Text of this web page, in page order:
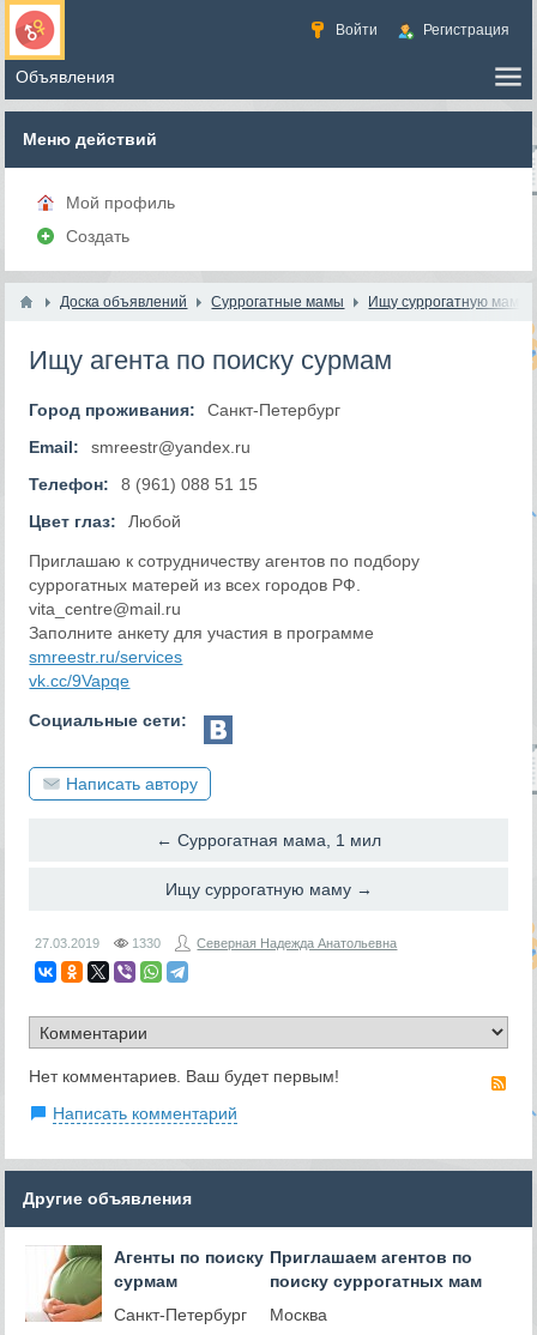
Войти Регистрация
Меню действий
Мой профиль
Создать
Доска объявлений Суррогатные мамы Ищу суррогатную маму
Ищу агента по поиску сурмам
Город проживания:
Санкт-Петербург
Email:
smreestr@yandex.ru
Телефон:
8 (961) 088 51 15
Цвет глаз:
Любой
Приглашаю к сотрудничеству агентов по подбору
суррогатных матерей из всех городов РФ.
vita_centre@mail.ru
Заполните анкету для участия в программе
smreestr.ru/services
vk.cc/9Vapqe
Социальные сети:
Написать автору
← Суррогатная мама, 1 мил
Ищу суррогатную маму →
27.03.2019 1330 Северная Надежда Анатольевна
Нет комментариев. Ваш будет первым!
Написать комментарий
Другие объявления
Агенты по поиску
сурмам
Санкт-Петербург
Приглашаем агентов по
поиску суррогатных мам
Москва